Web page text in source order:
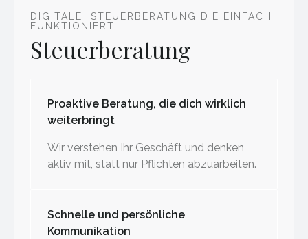
DIGITALE STEUERBERATUNG DIE EINFACH
FUNKTIONIERT
Steuerberatung
Proaktive Beratung, die dich wirklich
weiterbringt
Wir verstehen Ihr Geschäft und denken
aktiv mit, statt nur Pflichten abzuarbeiten.
Schnelle und persönliche
Kommunikation